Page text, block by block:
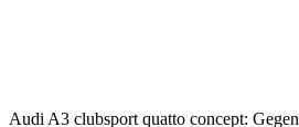
Audi A3 clubsport quatto concept: